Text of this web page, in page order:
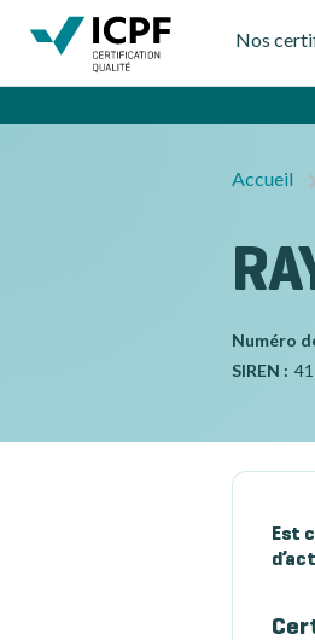
Nos
Accueil
Numéro
SIREN :
Est